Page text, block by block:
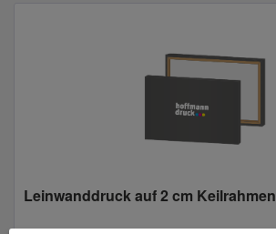
Leinwanddruck auf 2 cm Keilrahmen